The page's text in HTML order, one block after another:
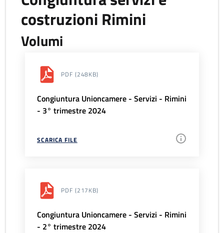
costruzioni Rimini
Volumi
PDF (248KB)
Congiuntura Unioncamere - Servizi - Rimini
- 3° trimestre 2024
SCARICA FILE
PDF (217KB)
Congiuntura Unioncamere - Servizi - Rimini
- 2° trimestre 2024